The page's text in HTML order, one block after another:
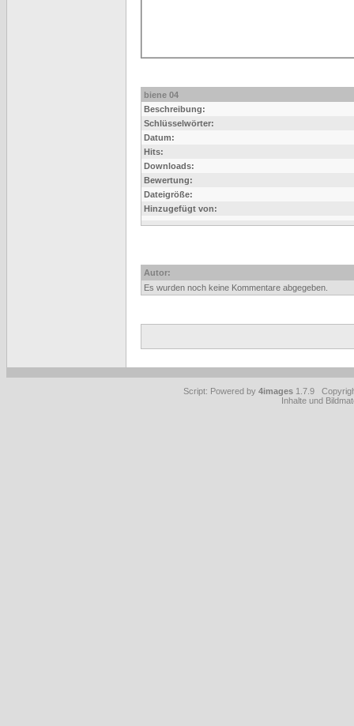
biene 04
Beschreibung:
Schlüsselwörter:
Datum:
Hits:
Downloads:
Bewertung:
Dateigröße:
Hinzugefügt von:
Autor:
Es wurden noch keine Kommentare abgegeben.
Script: Powered by 4images 1.7.9
Inhalte und